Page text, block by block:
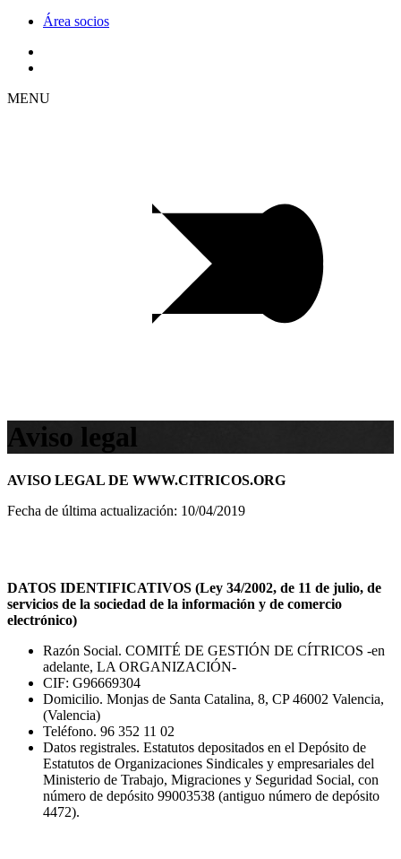
Área socios
MENU
Aviso legal
AVISO LEGAL DE WWW.CITRICOS.ORG
Fecha de última actualización: 10/04/2019
DATOS IDENTIFICATIVOS (Ley 34/2002, de 11 de julio, de
servicios de la sociedad de la información y de comercio
electrónico)
Razón Social. COMITÉ DE GESTIÓN DE CÍTRICOS -en
adelante, LA ORGANIZACIÓN-
CIF: G96669304
Domicilio. Monjas de Santa Catalina, 8, CP 46002 Valencia,
(Valencia)
Teléfono. 96 352 11 02
Datos registrales. Estatutos depositados en el Depósito de
Estatutos de Organizaciones Sindicales y empresariales del
Ministerio de Trabajo, Migraciones y Seguridad Social, con
número de depósito 99003538 (antiguo número de depósito
4472).